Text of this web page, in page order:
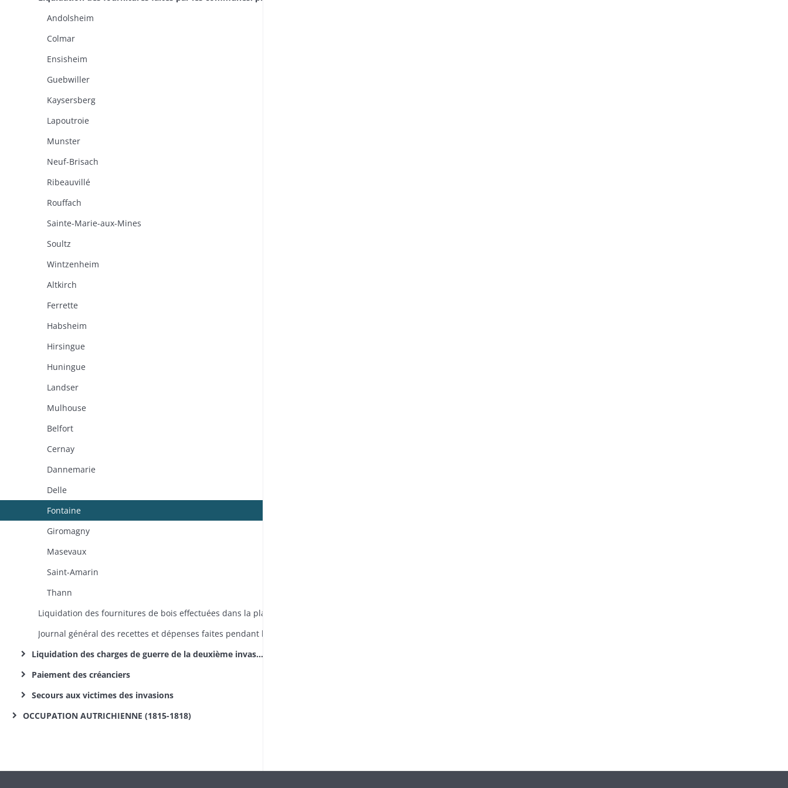
Andolsheim
Colmar
Ensisheim
Guebwiller
Kaysersberg
Lapoutroie
Munster
Neuf-Brisach
Ribeauvillé
Rouffach
Sainte-Marie-aux-Mines
Soultz
Wintzenheim
Altkirch
Ferrette
Habsheim
Hirsingue
Huningue
Landser
Mulhouse
Belfort
Cernay
Dannemarie
Delle
Fontaine
Giromagny
Masevaux
Saint-Amarin
Thann
Liquidation des charges de guerre de la deuxième invasion
Paiement des créanciers
Secours aux victimes des invasions
OCCUPATION AUTRICHIENNE (1815-1818)